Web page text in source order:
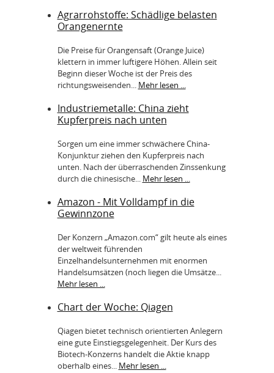
Agrarrohstoffe: Schädlige belasten
Orangenernte
Die Preise für Orangensaft (Orange Juice)
klettern in immer luftigere Höhen. Allein seit
Beginn dieser Woche ist der Preis des
richtungsweisenden... Mehr lesen ...
Industriemetalle: China zieht
Kupferpreis nach unten
Sorgen um eine immer schwächere China-
Konjunktur ziehen den Kupferpreis nach
unten. Nach der überraschenden Zinssenkung
durch die chinesische... Mehr lesen ...
Amazon - Mit Volldampf in die
Gewinnzone
Der Konzern „Amazon.com“ gilt heute als eines
der weltweit führenden
Einzelhandelsunternehmen mit enormen
Handelsumsätzen (noch liegen die Umsätze...
Mehr lesen ...
Chart der Woche: Qiagen
Qiagen bietet technisch orientierten Anlegern
eine gute Einstiegsgelegenheit. Der Kurs des
Biotech-Konzerns handelt die Aktie knapp
oberhalb eines... Mehr lesen ...